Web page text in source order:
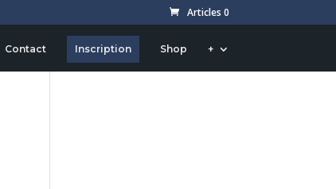
Articles 0
Contact Inscription Shop +